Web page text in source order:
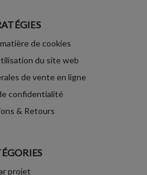
de cookies
du site web
de vente en ligne
confidentialité
& Retours
projet